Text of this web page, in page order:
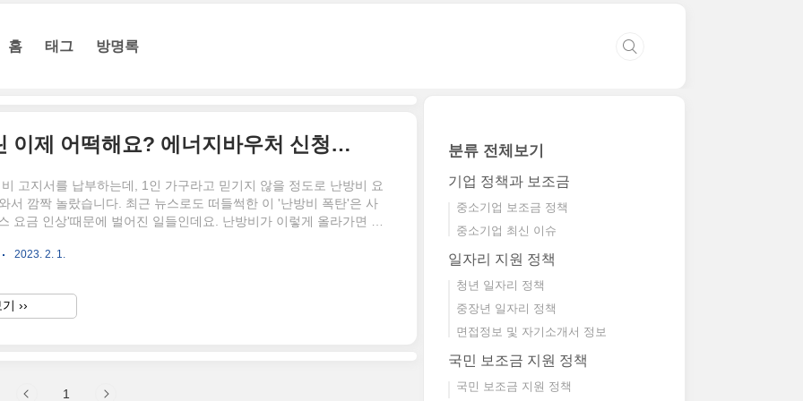
홈 태그 방명록
난방비 이렇게 올라가면 우린 이제 어떡해요? 에너지바우처 신청에 관한 모든 것
고지서를 납부하는데, 1인 가구라고 믿기지 않을 정도로 난방비 요
서 깜짝 놀랐습니다. 최근 뉴스로도 떠들썩한 이 '난방비 폭탄'은 사
요금 인상'때문에 벌어진 일들인데요. 난방비가 이렇게 올라가면 어
함께 찾아보는 시간을 가지도록 하겠습니다. 난방비 폭탄 이유는 무
데요. 도시가스 요금 인상은 2023년 1분기 기준으로 1킬로와트 당
하였습니다. 전년 4분기 7.4원에서 무려 56%가 올랐다고 이야기합니
2023. 2. 1.
››
1
분류 전체보기
기업 정책과 보조금
중소기업 보조금 정책
중소기업 최신 이슈
일자리 지원 정책
청년 일자리 정책
중장년 일자리 정책
면접정보 및 자기소개서 정보
국민 보조금 지원 정책
국민 보조금 지원 정책